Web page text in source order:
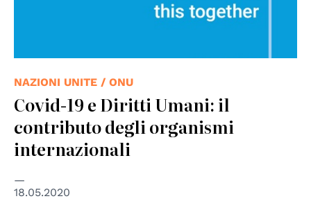
NAZIONI UNITE / ONU
Covid-19 e Diritti Umani: il
contributo degli organismi
internazionali
18.05.2020